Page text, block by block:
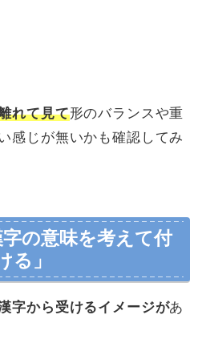
れて見て形のバランスや重
感じが無いかも確認してみ
の意味を考えて付
る」
字から受けるイメージがあ